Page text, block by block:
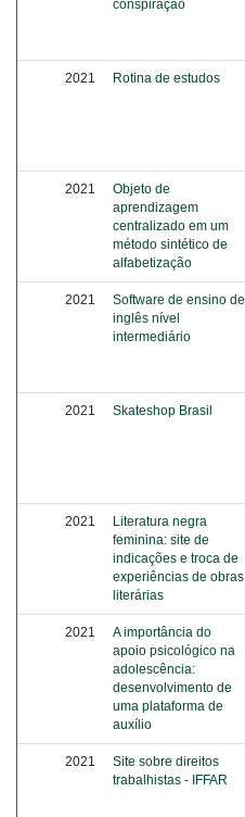
conspiração
2021 Rotina de estudos
2021
Objeto de
aprendizagem
centralizado em um
método sintético de
alfabetização
2021
Software de ensino de
inglês nível
intermediário
2021 Skateshop Brasil
2021
Literatura negra
feminina: site de
indicações e troca de
experiências de obras
literárias
2021
A importância do
apoio psicológico na
adolescência:
desenvolvimento de
uma plataforma de
auxílio
2021
Site sobre direitos
trabalhistas - IFFAR